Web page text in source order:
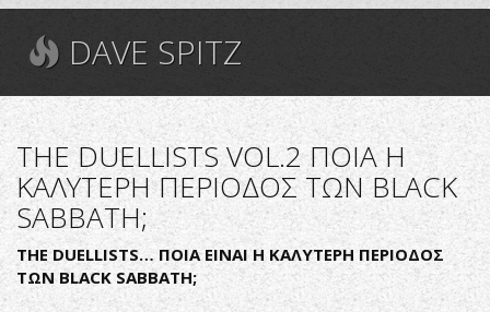
DAVE SPITZ
THE DUELLISTS VOL.2 ΠΟΙΑ Η
ΚΑΛΥΤΕΡΗ ΠΕΡΙΟΔΟΣ ΤΩΝ BLACK
SABBATH;
THE DUELLISTS… ΠΟΙΑ ΕΙΝΑΙ Η ΚΑΛΥΤΕΡΗ ΠΕΡΙΟΔΟΣ
ΤΩΝ BLACK SABBATH;